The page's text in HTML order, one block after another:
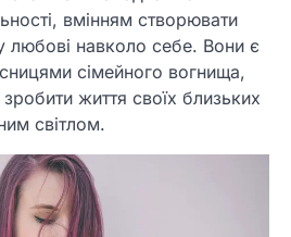
вмінням створювати
любові навколо себе. Вони є
сімейного вогнища,
життя своїх близьких
світлом.